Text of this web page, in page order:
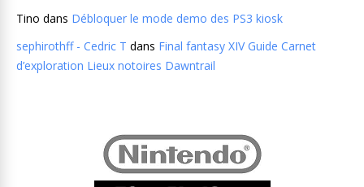
Tino dans Débloquer le mode demo des PS3 kiosk
sephirothff - Cedric T dans Final fantasy XIV Guide Carnet
d’exploration Lieux notoires Dawntrail